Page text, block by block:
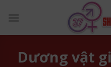
Dương vật